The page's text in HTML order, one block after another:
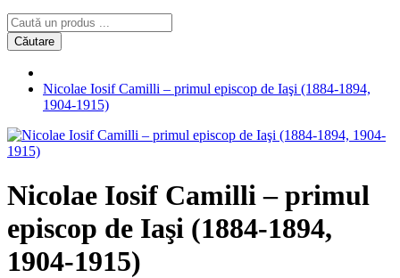
Căutare
Nicolae Iosif Camilli – primul episcop de Iaşi (1884-1894,
1904-1915)
Nicolae Iosif Camilli – primul
episcop de Iaşi (1884-1894,
1904-1915)